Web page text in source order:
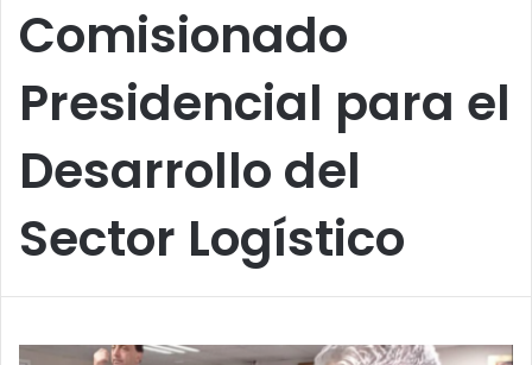
Comisionado
Presidencial para el
Desarrollo del
Sector Logístico